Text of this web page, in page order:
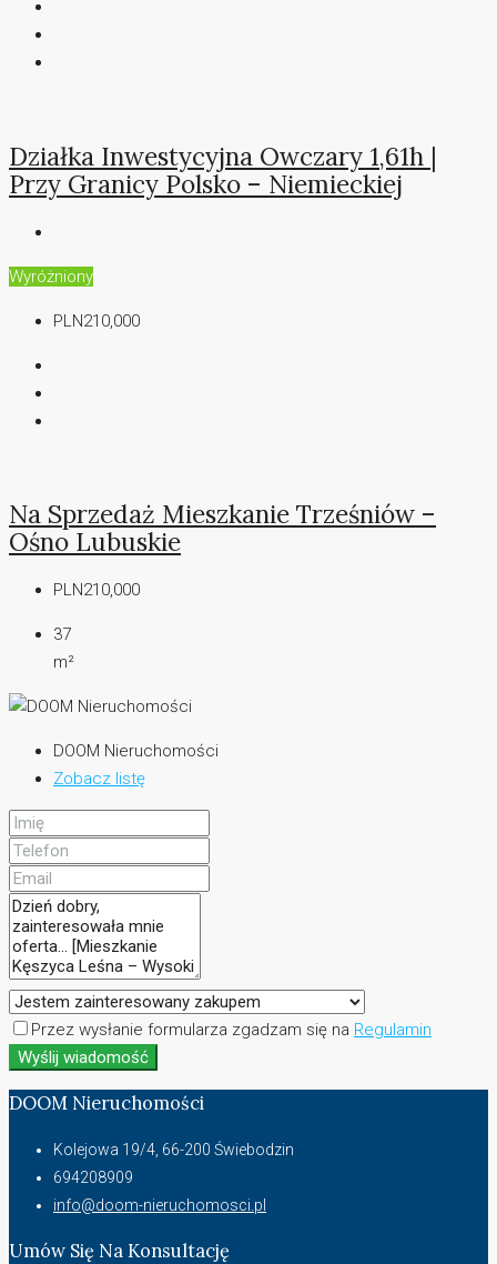
Działka Inwestycyjna Owczary 1,61h |
Przy Granicy Polsko – Niemieckiej
Wyróżniony
PLN210,000
Na Sprzedaż Mieszkanie Trześniów –
Ośno Lubuskie
PLN210,000
37
m²
DOOM Nieruchomości
Zobacz listę
Przez wysłanie formularza zgadzam się na Regulamin
Wyślij wiadomość
DOOM Nieruchomości
Kolejowa 19/4, 66-200 Świebodzin
694208909
info@doom-nieruchomosci.pl
Umów Się Na Konsultację